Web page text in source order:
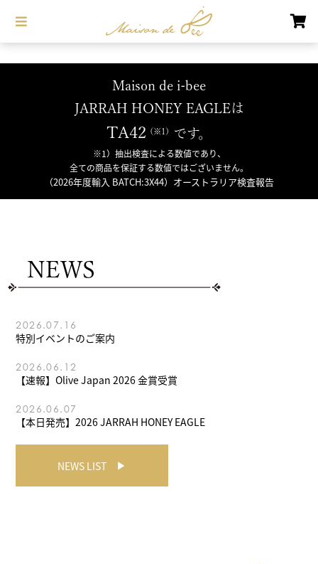
Maison de i-bee
JARRAH HONEY EAGLEは
TA42 です。
※1）抽出検査による数値であり、
全ての商品を保証する数値ではございません。
（2026年度輸入 BATCH:3X44）オーストラリア検査報告
NEWS
2026.07.16
特別イベントのご案内
2026.06.12
【速報】Olive Japan 2026 金賞受賞
2026.06.07
【本日発売】2026 JARRAH HONEY EAGLE
NEWS LIST